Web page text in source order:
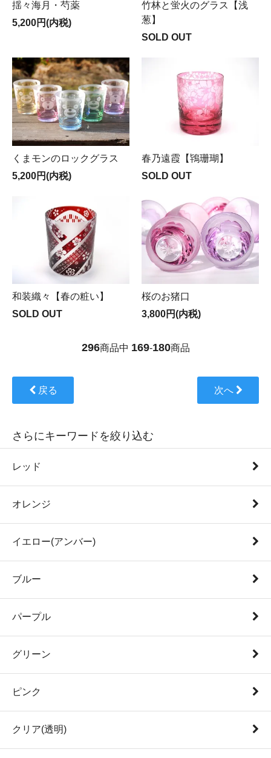
揺々海月・芍薬
5,200円(内税)
竹林と蛍火のグラス【浅
葱】
SOLD OUT
くまモンのロックグラス
5,200円(内税)
春乃遠霞【鴇珊瑚】
SOLD OUT
和装織々【春の粧い】
SOLD OUT
桜のお猪口
3,800円(内税)
296商品中 169-180商品
戻る 次へ
さらにキーワードを絞り込む
レッド
オレンジ
イエロー(アンバー)
ブルー
パープル
グリーン
ピンク
クリア(透明)